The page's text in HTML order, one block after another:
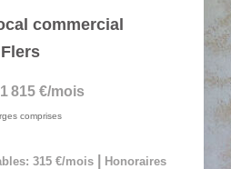
commercial
Flers
815 €/mois
comprises
315 €/mois
Honoraires